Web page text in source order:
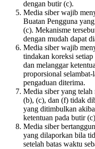
dengan butir (c).
Media siber wajib
Buatan Pengguna
(c). Mekanisme
dengan mudah dapat
Media siber wajib
tindakan koreksi
dan melanggar
proporsional
pengaduan diterima.
Media siber yang telah
(b), (c), dan (f) tidak
yang ditimbulkan
ketentuan pada butir
Media siber
yang dilaporkan bila
setelah batas waktu